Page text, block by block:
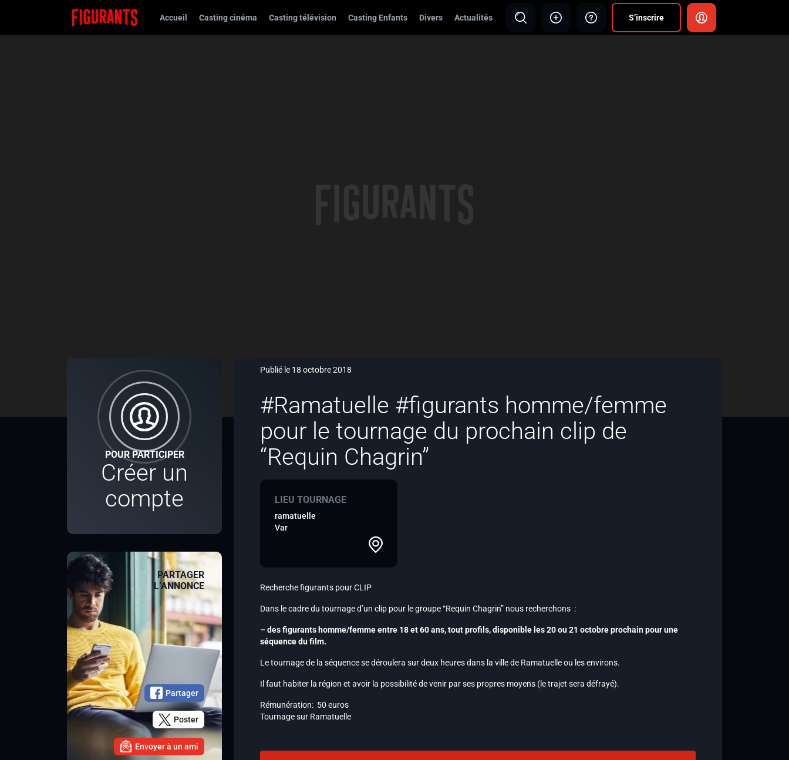
Accueil Casting cinéma Casting télévision Casting Enfants Divers Actualités S’inscrire
POUR PARTICIPER
Créer un
compte
PARTAGER
L’ANNONCE
Partager
Poster
Envoyer à un ami
Publié le 18 octobre 2018
#Ramatuelle #figurants homme/femme
pour le tournage du prochain clip de
“Requin Chagrin”
LIEU TOURNAGE
ramatuelle
Var
Recherche figurants pour CLIP
Dans le cadre du tournage d’un clip pour le groupe “Requin Chagrin” nous recherchons :
– des figurants homme/femme entre 18 et 60 ans, tout profils, disponible les 20 ou 21 octobre prochain pour une
séquence du film.
Le tournage de la séquence se déroulera sur deux heures dans la ville de Ramatuelle ou les environs.
Il faut habiter la région et avoir la possibilité de venir par ses propres moyens (le trajet sera défrayé).
Rémunération: 50 euros
Tournage sur Ramatuelle